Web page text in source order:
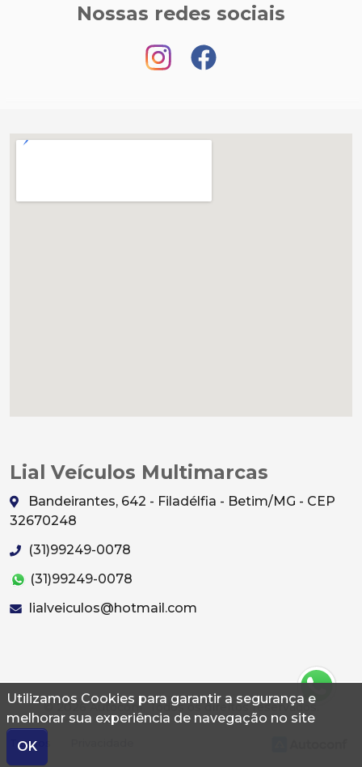
Utilizamos Cookies para garantir a segurança e
melhorar sua experiência de navegação no site
OK
Nossas redes sociais
Lial Veículos Multimarcas
Bandeirantes, 642 - Filadélfia - Betim/MG - CEP
32670248
(31)99249-0078
(31)99249-0078
lialveiculos@hotmail.com
© 2026 Autoconf. Todos os direitos reservados.
Termos